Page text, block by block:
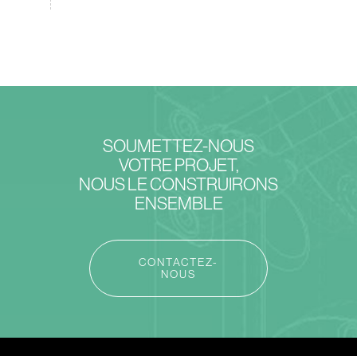
SOUMETTEZ-NOUS
VOTRE PROJET,
NOUS LE CONSTRUIRONS
ENSEMBLE
CONTACTEZ-
NOUS